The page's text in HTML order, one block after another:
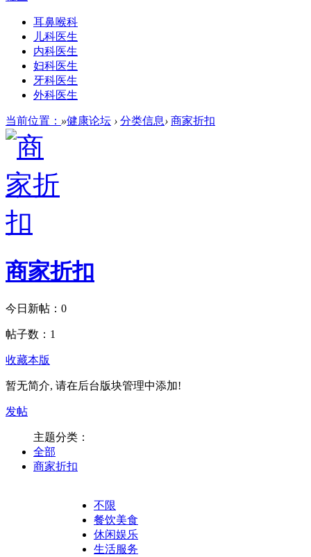
耳鼻喉科
儿科医生
内科医生
妇科医生
牙科医生
外科医生
当前位置： »健康论坛 › 分类信息› 商家折扣
商家折扣
今日新帖： 0
帖子数： 1
收藏本版
暂无简介, 请在后台版块管理中添加!
发帖
主题分类：
全部
商家折扣
不限
餐饮美食
休闲娱乐
生活服务